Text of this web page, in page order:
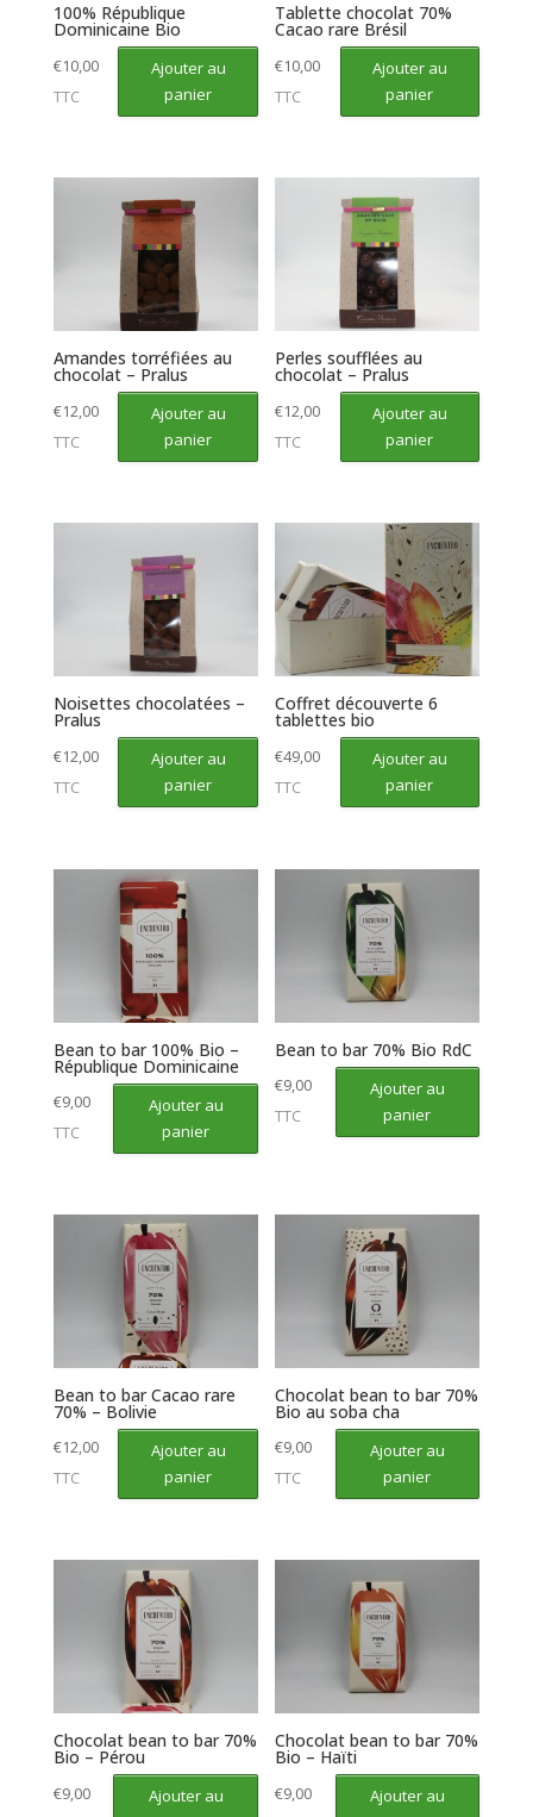
100% République
Dominicaine Bio
€10,00
TTC
Ajouter au
panier
Tablette chocolat 70%
Cacao rare Brésil
€10,00
TTC
Ajouter au
panier
Amandes torréfiées au
chocolat – Pralus
€12,00
TTC
Ajouter au
panier
Perles soufflées au
chocolat – Pralus
€12,00
TTC
Ajouter au
panier
Noisettes chocolatées –
Pralus
€12,00
TTC
Ajouter au
panier
Coffret découverte 6
tablettes bio
€49,00
TTC
Ajouter au
panier
Bean to bar 100% Bio –
République Dominicaine
€9,00
TTC
Ajouter au
panier
Bean to bar 70% Bio RdC
€9,00
TTC
Ajouter au
panier
Bean to bar Cacao rare
70% – Bolivie
€12,00
TTC
Ajouter au
panier
Chocolat bean to bar 70%
Bio au soba cha
€9,00
TTC
Ajouter au
panier
Chocolat bean to bar 70%
Bio – Pérou
€9,00
Ajouter au
Chocolat bean to bar 70%
Bio – Haïti
€9,00
Ajouter au